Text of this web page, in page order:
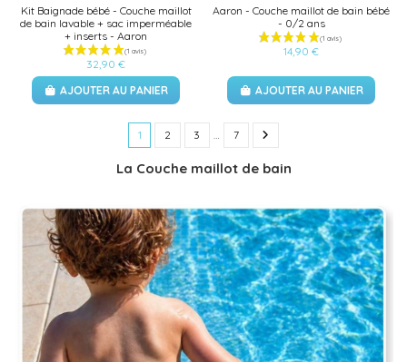
Kit Baignade bébé - Couche maillot
de bain lavable + sac imperméable
+ inserts - Aaron
32,90 €
AJOUTER AU PANIER
Aaron - Couche maillot de bain bébé
- 0/2 ans
14,90 €
AJOUTER AU PANIER
1 2 3 … 7
La Couche maillot de bain